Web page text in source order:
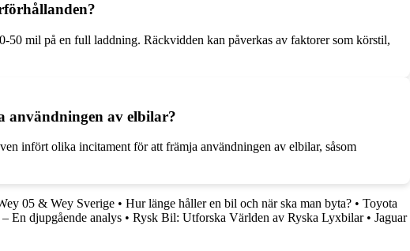
mil på en full laddning. Räckvidden kan påverkas av faktorer som körstil,
användningen av elbilar?
infört olika incitament för att främja användningen av elbilar, såsom
05 & Wey Sverige • Hur länge håller en bil och när ska man byta? • Toyota
En djupgående analys • Rysk Bil: Utforska Världen av Ryska Lyxbilar• Jaguar